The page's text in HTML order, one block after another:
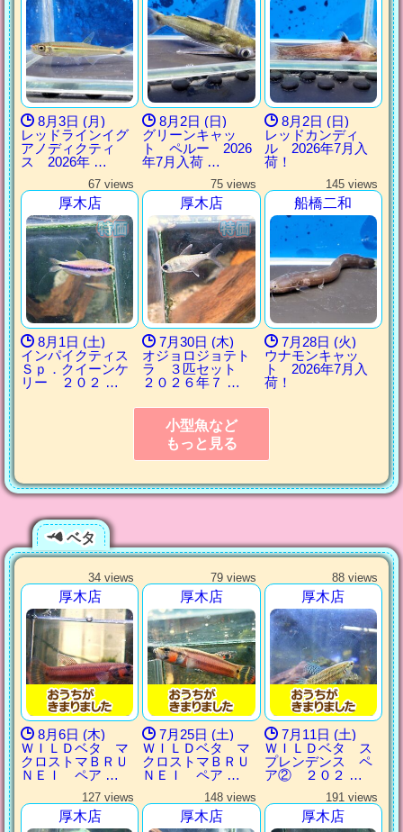
8月3日 (月)
レッドラインイグ
アノディクティ
ス 2026年 …
8月2日 (日)
グリーンキャッ
ト ペルー 2026
年7月入荷 …
8月2日 (日)
レッドカンディ
ル 2026年7月入
荷！
67 views
厚木店
8月1日 (土)
インパイクティス
Ｓｐ．クイーンケ
リー ２０２ …
75 views
厚木店
7月30日 (木)
オジョロジョテト
ラ ３匹セット
２０２６年７ …
145 views
船橋二和
7月28日 (火)
ウナモンキャッ
ト 2026年7月入
荷！
小型魚など
もっと見る
ベタ
34 views
厚木店
8月6日 (木)
ＷＩＬＤベタ マ
クロストマＢＲＵ
ＮＥＩ ペア …
79 views
厚木店
7月25日 (土)
ＷＩＬＤベタ マ
クロストマＢＲＵ
ＮＥＩ ペア …
88 views
厚木店
7月11日 (土)
ＷＩＬＤベタ ス
プレンデンス ペ
ア② ２０２ …
127 views
厚木店
148 views
厚木店
191 views
厚木店